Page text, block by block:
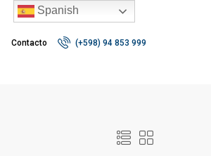
Contacto (+598) 94 853 999
Spanish